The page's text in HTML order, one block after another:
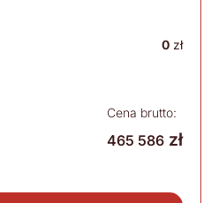
0 zł
Cena brutto:
465 586 zł